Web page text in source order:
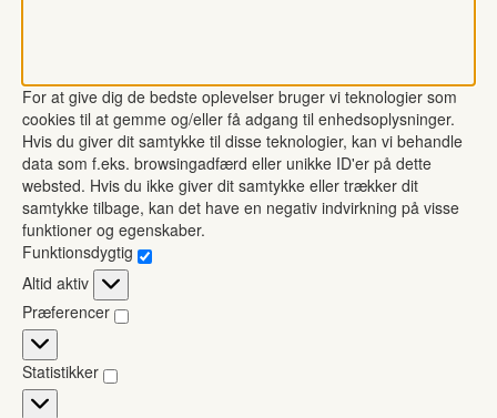
For at give dig de bedste oplevelser bruger vi teknologier som
cookies til at gemme og/eller få adgang til enhedsoplysninger.
Hvis du giver dit samtykke til disse teknologier, kan vi behandle
data som f.eks. browsingadfærd eller unikke ID'er på dette
websted. Hvis du ikke giver dit samtykke eller trækker dit
samtykke tilbage, kan det have en negativ indvirkning på visse
funktioner og egenskaber.
Funktionsdygtig
Funktionsdygtig
Altid aktiv
Præferencer
Præferencer
Statistikker
Statistikker